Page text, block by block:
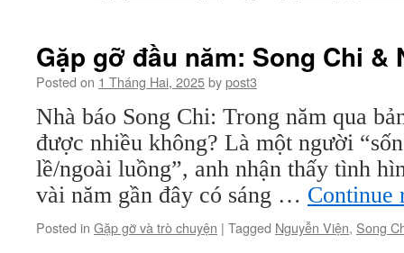
Gặp gỡ đầu năm: Song Chi &
Posted on 1 Tháng Hai, 2025bypost3
Nhà báo Song Chi: Trong năm qua
được nhiều không? Là một người
lề/ngoài luồng”, anh nhận thấy tình
vài năm gần đây có sáng … Continue
Posted in Gặp gỡ và trò chuyện | Tagged Nguyễn Viện, Song